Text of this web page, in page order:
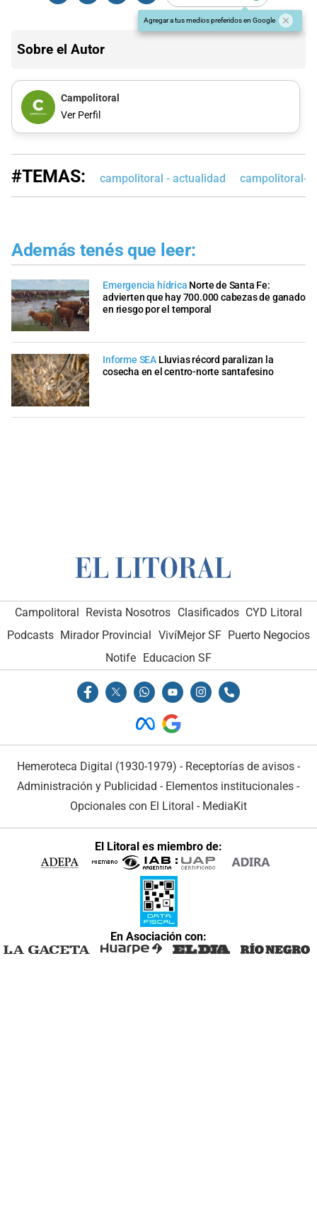
Agregar a tus medios preferidos en Google
Sobre el Autor
Campolitoral
Ver Perfil
#TEMAS: campolitoral - actualidad campolitoral-
Además tenés que leer:
Emergencia hídrica Norte de Santa Fe:
advierten que hay 700.000 cabezas de ganado
en riesgo por el temporal
Informe SEA Lluvias récord paralizan la
cosecha en el centro-norte santafesino
Campolitoral Revista Nosotros Clasificados CYD Litoral
Podcasts Mirador Provincial VivíMejor SF Puerto Negocios
Notife Educacion SF
Hemeroteca Digital (1930-1979) - Receptorías de avisos -
Administración y Publicidad - Elementos institucionales -
Opcionales con El Litoral - MediaKit
El Litoral es miembro de:
En Asociación con: